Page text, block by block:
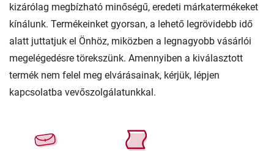
kizárólag megbízható minőségű, eredeti márkatermékeket
kínálunk. Termékeinket gyorsan, a lehető legrövidebb idő
alatt juttatjuk el Önhöz, miközben a legnagyobb vásárlói
megelégedésre törekszünk. Amennyiben a kiválasztott
termék nem felel meg elvárásainak, kérjük, lépjen
kapcsolatba vevőszolgálatunkkal.